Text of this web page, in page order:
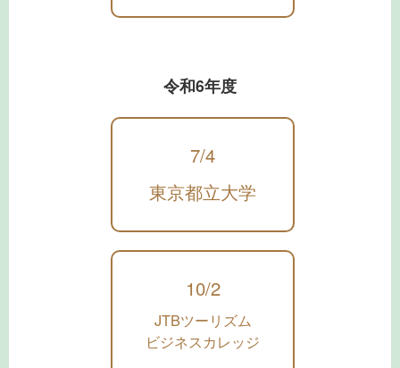
令和6年度
7/4
東京都立大学
10/2
JTBツーリズム
ビジネスカレッジ